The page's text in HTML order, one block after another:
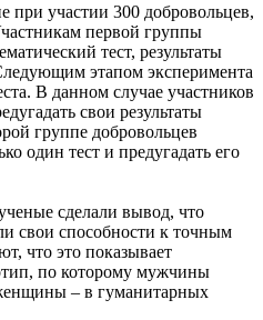
при участии 300 добровольцев,
первой группы
тест, результаты
этапом эксперимента
В данном случае участников
свои результаты
группе добровольцев
один тест и предугадать его
сделали вывод, что
свои способности к точным
что это показывает
по которому мужчины
– в гуманитарных